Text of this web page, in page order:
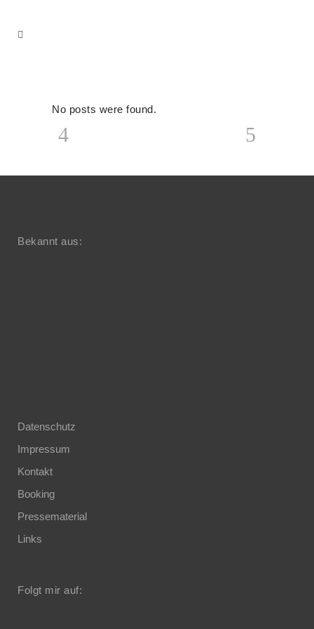
No posts were found.
Bekannt aus:
Datenschutz
Impressum
Kontakt
Booking
Pressematerial
Links
Folgt mir auf: